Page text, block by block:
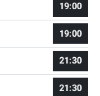
19:00
19:00
21:30
21:30